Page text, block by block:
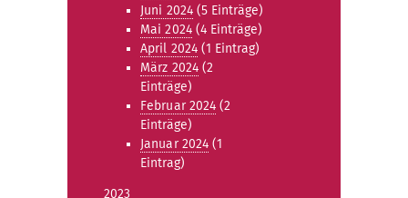
Juni 2024(5 Einträge)
Mai 2024(4 Einträge)
April 2024 (1 Eintrag)
März 2024(2
Einträge)
Februar 2024 (2
Einträge)
Januar 2024 (1
Eintrag)
2023